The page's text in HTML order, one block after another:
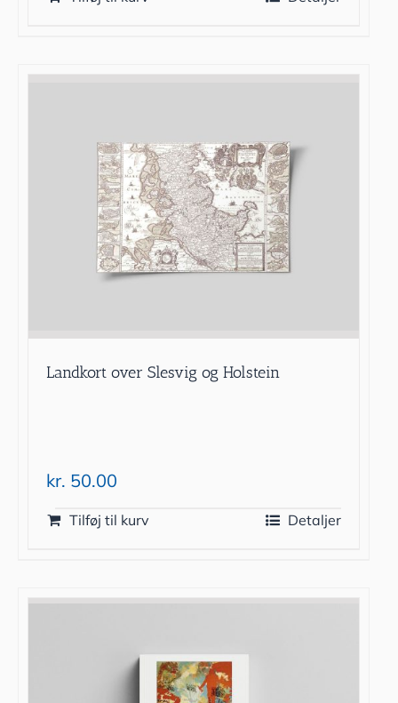
Landkort over Slesvig og Holstein
kr. 50.00
Tilføj til kurv Detaljer